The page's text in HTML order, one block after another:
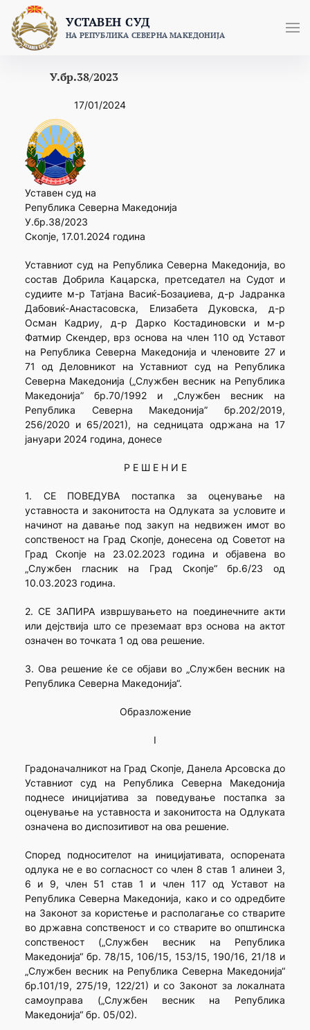
content
УСТАВЕН СУД
НА РЕПУБЛИКА СЕВЕРНА МАКЕДОНИЈА
У.бр.38/2023
17/01/2024
Уставен суд на
Република Северна Македонија
У.бр.38/2023
Скопје, 17.01.2024 година
Уставниот суд на Република Северна Македонија, во
состав Добрила Кацарска, претседател на Судот и
судиите м-р Татјана Васиќ-Бозаџиева, д-р Јадранка
Дабовиќ-Анастасовска, Елизабета Дуковска, д-р
Осман Кадриу, д-р Дарко Костадиновски и м-р
Фатмир Скендер, врз основа на член 110 од Уставот
на Република Северна Македонија и членовите 27 и
71 од Деловникот на Уставниот суд на Република
Северна Македонија („Службен весник на Република
Македонија” бр.70/1992 и „Службен весник на
Република Северна Македонија” бр.202/2019,
256/2020 и 65/2021), на седницата одржана на 17
јануари 2024 година, донесе
Р Е Ш Е Н И Е
1. СЕ ПОВЕДУВА постапка за оценување на
уставноста и законитоста на Одлуката за условите и
начинот на давање под закуп на недвижен имот во
сопственост на Град Скопје, донесена од Советот на
Град Скопје на 23.02.2023 година и објавена во
„Службен гласник на Град Скопје“ бр.6/23 од
10.03.2023 година.
2. СЕ ЗАПИРА извршувањето на поединечните акти
или дејствија што се преземаат врз основа на актот
означен во точката 1 од ова решение.
3. Ова решение ќе се објави во „Службен весник на
Република Северна Македонија“.
Образложение
I
Градоначалникот на Град Скопје, Данела Арсовска до
Уставниот суд на Република Северна Македонија
поднесе иницијатива за поведување постапка за
оценување на уставноста и законитоста на Одлуката
означена во диспозитивот на ова решение.
Според подносителот на иницијативата, оспорената
одлука не е во согласност со член 8 став 1 алинеи 3,
6 и 9, член 51 став 1 и член 117 од Уставот на
Република Северна Македонија, како и со одредбите
на Законот за користење и располагање со стварите
во државна сопственост и со стварите во општинска
сопственост („Службен весник на Република
Македонија“ бр. 78/15, 106/15, 153/15, 190/16, 21/18 и
„Службен весник на Република Северна Македонија“
бр.101/19, 275/19, 122/21) и со Законот за локалната
самоуправа („Службен весник на Република
Македонија“ бр. 05/02).